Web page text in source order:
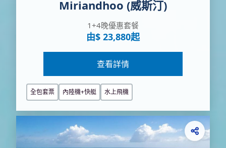
Miriandhoo (威斯汀)
1+4晚優惠套餐
由$ 23,880起
查看詳情
全包套票 內陸機+快艇 水上飛機